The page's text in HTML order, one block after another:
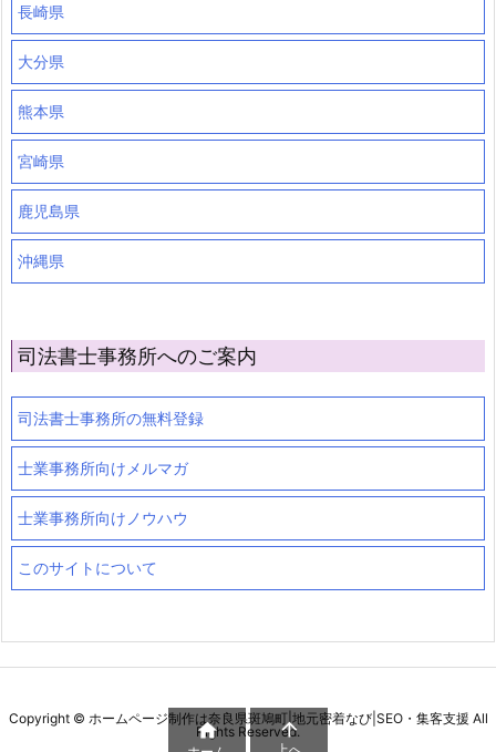
長崎県
大分県
熊本県
宮崎県
鹿児島県
沖縄県
司法書士事務所へのご案内
司法書士事務所の無料登録
士業事務所向けメルマガ
士業事務所向けノウハウ
このサイトについて
Copyright © ホームページ制作は奈良県斑鳩町|地元密着なび|SEO・集客支援 All
Rights Reserved.
 
上へ